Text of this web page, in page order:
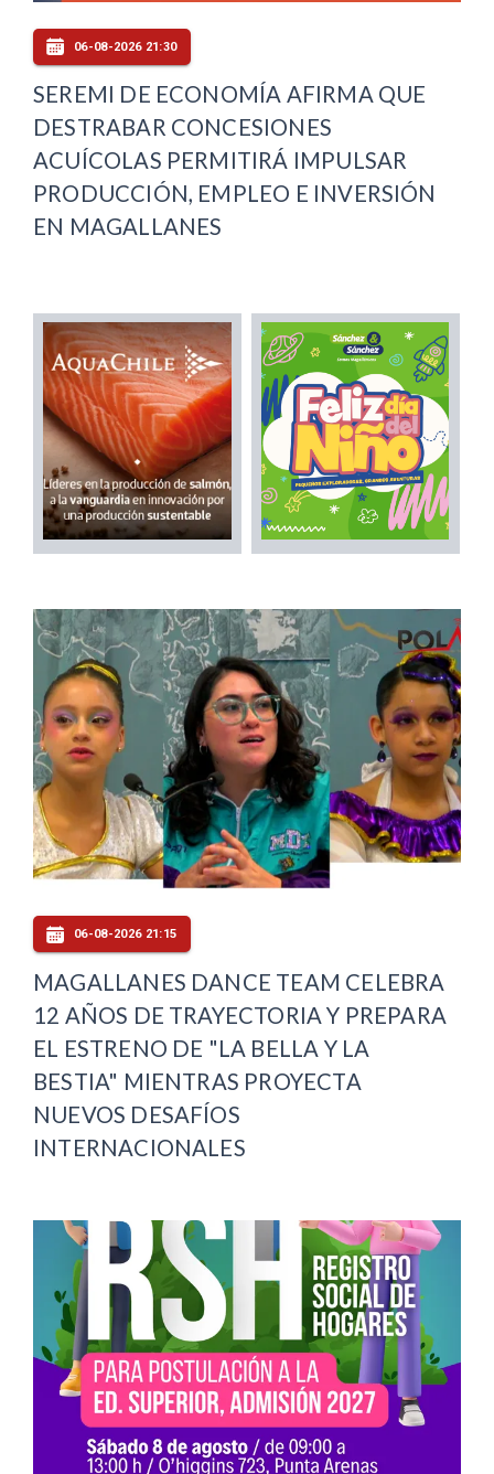
06-08-2026 21:30
SEREMI DE ECONOMÍA AFIRMA QUE
DESTRABAR CONCESIONES
ACUÍCOLAS PERMITIRÁ IMPULSAR
PRODUCCIÓN, EMPLEO E INVERSIÓN
EN MAGALLANES
06-08-2026 21:15
MAGALLANES DANCE TEAM CELEBRA
12 AÑOS DE TRAYECTORIA Y PREPARA
EL ESTRENO DE "LA BELLA Y LA
BESTIA" MIENTRAS PROYECTA
NUEVOS DESAFÍOS
INTERNACIONALES